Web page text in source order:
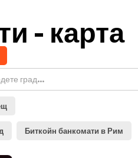
- карта
Биткойн банкомати в Рим